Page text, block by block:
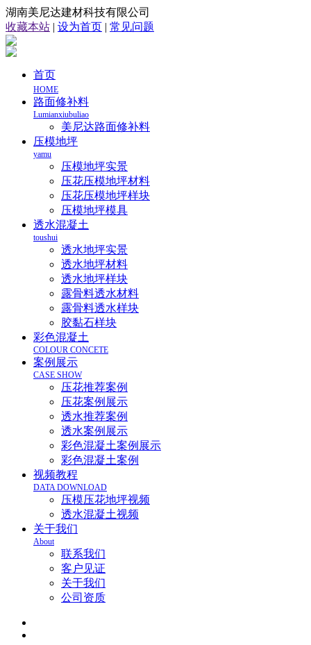
湖南美尼达建材科技有限公司
收藏本站 | 设为首页 | 常见问题
首页
HOME
路面修补料
Lumianxiubuliao
美尼达路面修补料
压模地坪
yamu
压模地坪实景
压花压模地坪材料
压花压模地坪样块
压模地坪模具
透水混凝土
toushui
透水地坪实景
透水地坪材料
透水地坪样块
露骨料透水材料
露骨料透水样块
胶黏石样块
彩色混凝土
COLOUR CONCETE
案例展示
CASE SHOW
压花推荐案例
压花案例展示
透水推荐案例
透水案例展示
彩色混凝土案例展示
彩色混凝土案例
视频教程
DATA DOWNLOAD
压模压花地坪视频
透水混凝土视频
关于我们
About
联系我们
客户见证
关于我们
公司资质